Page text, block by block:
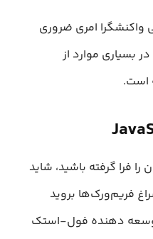
واکنشگرا امری ضروری
بسیاری موارد از
است.
فرا گرفته باشید، شاید
فریم‌ورک‌ها بروید
دهنده فول-استک